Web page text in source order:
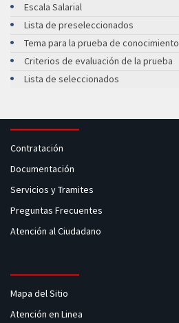
Escala Salarial
Lista de preseleccionados
Tema para la prueba de conocimiento
Criterios de evaluación de la prueba
Lista de seleccionados
Contratación
Documentación
Servicios y Tramites
Preguntas Frecuentes
Atención al Ciudadano
Mapa del Sitio
Atención en Linea